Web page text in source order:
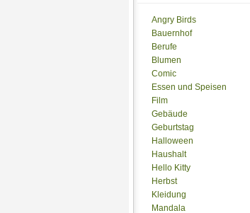
Angry Birds
Bauernhof
Berufe
Blumen
Comic
Essen und Speisen
Film
Gebäude
Geburtstag
Halloween
Haushalt
Hello Kitty
Herbst
Kleidung
Mandala